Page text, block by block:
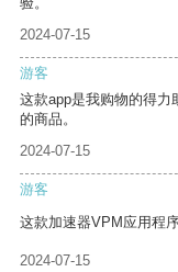
2024-07-15
游客
这款app是我购物的得力
的商品。
2024-07-15
游客
这款加速器VPM应用程
2024-07-15